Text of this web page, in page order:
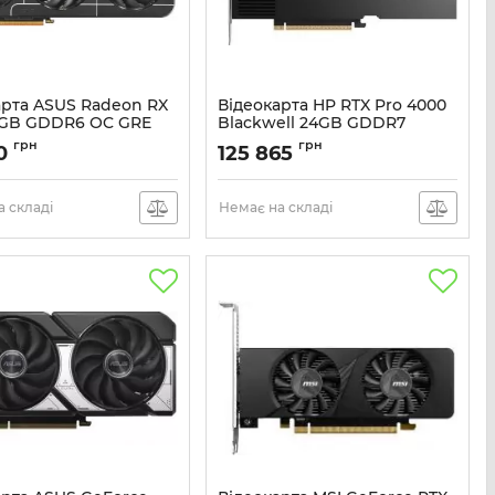
ASUS Radeon RX
GDDR6 OC GRE
O12G
M0NA00
грн
складі
Відеокарта HP RTX Pro 4000
Blackwell 24GB GDDR7
Артикул: B11F3AA
125 865 грн
Немає на складі